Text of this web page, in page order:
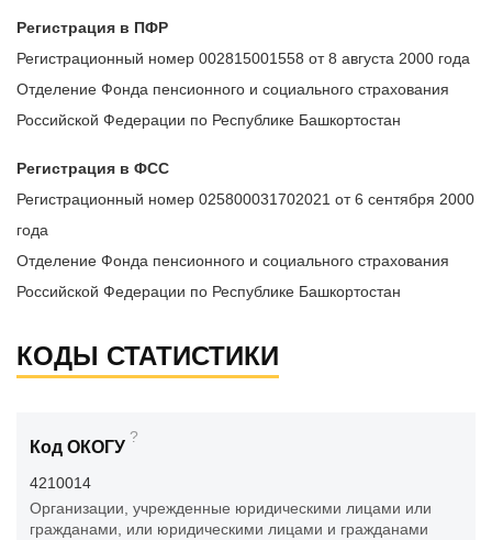
Регистрация в ПФР
Регистрационный номер 002815001558 от 8 августа 2000 года
Отделение Фонда пенсионного и социального страхования
Российской Федерации по Республике Башкортостан
Регистрация в ФСС
Регистрационный номер 025800031702021 от 6 сентября 2000
года
Отделение Фонда пенсионного и социального страхования
Российской Федерации по Республике Башкортостан
КОДЫ СТАТИСТИКИ
Код ОКОГУ
?
4210014
Организации, учрежденные юридическими лицами или
гражданами, или юридическими лицами и гражданами